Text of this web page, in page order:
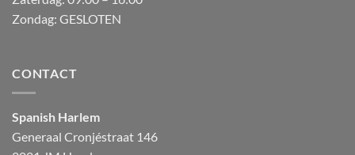
Zondag: GESLOTEN
CONTACT
Spanish Harlem
Generaal Cronjéstraat 146